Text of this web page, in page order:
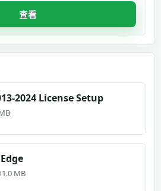
查看
2024 License Setup
MB